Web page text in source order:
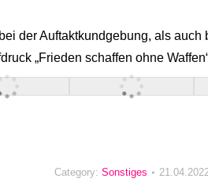
der Auftaktkundgebung, als
„Frieden schaffen ohne
Category: Sonstiges